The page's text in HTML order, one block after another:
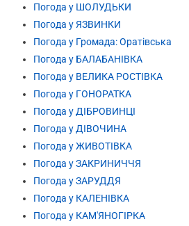
Погода у ШОЛУДЬКИ
Погода у ЯЗВИНКИ
Погода у Громада: Оратівська
Погода у БАЛАБАНІВКА
Погода у ВЕЛИКА РОСТІВКА
Погода у ГОНОРАТКА
Погода у ДІБРОВИНЦІ
Погода у ДІВОЧИНА
Погода у ЖИВОТІВКА
Погода у ЗАКРИНИЧЧЯ
Погода у ЗАРУДДЯ
Погода у КАЛЕНІВКА
Погода у КАМ'ЯНОГІРКА